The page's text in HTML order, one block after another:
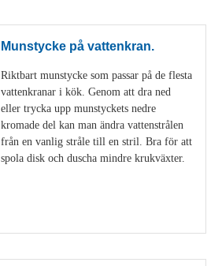
Munstycke på vattenkran.
Riktbart munstycke som passar på de flesta
vattenkranar i kök. Genom att dra ned
eller trycka upp munstyckets nedre
kromade del kan man ändra vattenstrålen
från en vanlig stråle till en stril. Bra för att
spola disk och duscha mindre krukväxter.